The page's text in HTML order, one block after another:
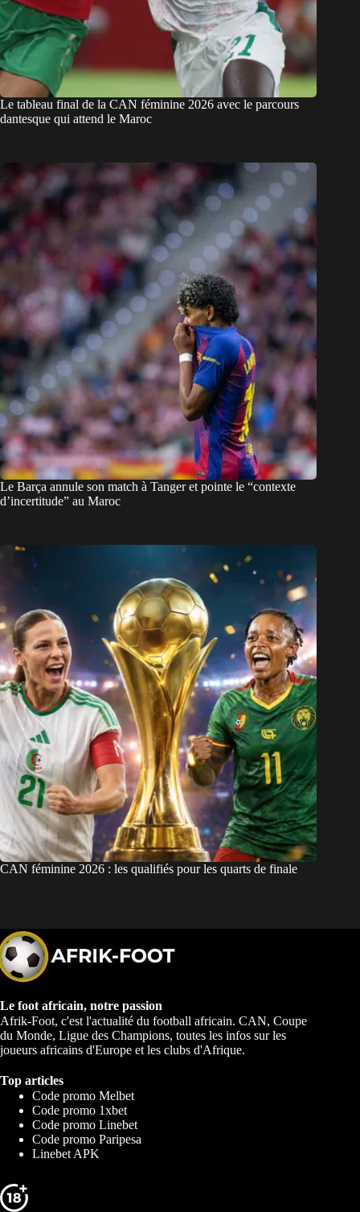
Le tableau final de la CAN féminine 2026 avec le parcours
dantesque qui attend le Maroc
Le Barça annule son match à Tanger et pointe le “contexte
d’incertitude” au Maroc
CAN féminine 2026 : les qualifiés pour les quarts de finale
Le foot africain, notre passion
Afrik-Foot, c'est l'actualité du football africain. CAN, Coupe
du Monde, Ligue des Champions, toutes les infos sur les
joueurs africains d'Europe et les clubs d'Afrique.
Top articles
Code promo Melbet
Code promo 1xbet
Code promo Linebet
Code promo Paripesa
Linebet APK